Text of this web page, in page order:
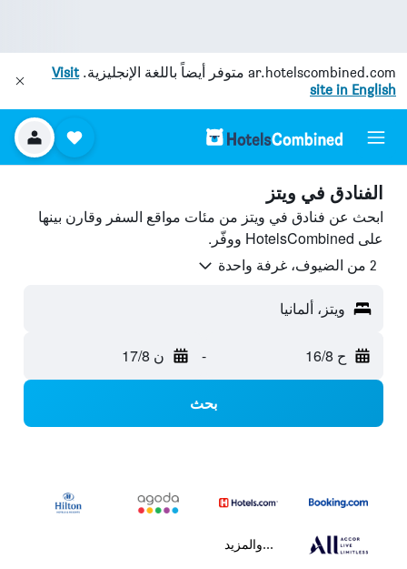
ar.hotelscombined.com متوفر أيضاً باللغة الإنجليزية.Visit
site in English
الفنادق في ويتز
ابحث عن فنادق في ويتز من مئات مواقع السفر وقارن بينها
على HotelsCombined ووفّر.
2 من الضيوف، غرفة واحدة
ويتز، ألمانيا
ح 16/8 - ن 17/8
بحث
...والمزيد